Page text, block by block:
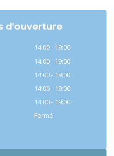
d'ouverture
14:00 - 19:00
14:00 - 19:00
14:00 - 19:00
14:00 - 19:00
14:00 - 19:00
Fermé